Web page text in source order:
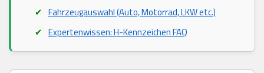
Fahrzeugauswahl (Auto, Motorrad, LKW etc.)
Expertenwissen: H-Kennzeichen FAQ